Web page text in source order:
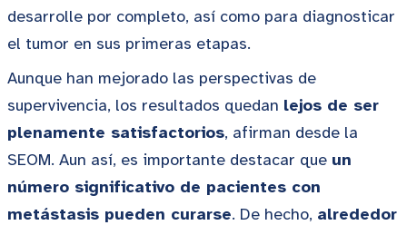
desarrolle por completo, así como para diagnosticar
el tumor en sus primeras etapas.
Aunque han mejorado las perspectivas de
supervivencia, los resultados quedan lejos de ser
plenamente satisfactorios, afirman desde la
SEOM. Aun así, es importante destacar que un
número significativo de pacientes con
metástasis pueden curarse. De hecho, alrededor